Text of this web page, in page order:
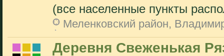
(все населенные пункты
Меленковский район,
Деревня Свеженькая